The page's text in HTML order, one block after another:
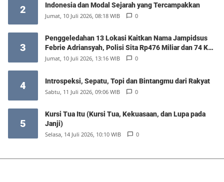
2 Indonesia dan Modal Sejarah yang Tercampakkan
Jumat, 10 Juli 2026, 08:18 WIB 0
3
Penggeledahan 13 Lokasi Kaitkan Nama Jampidsus
Febrie Adriansyah, Polisi Sita Rp476 Miliar dan 74 Kg
Emas
Jumat, 10 Juli 2026, 13:16 WIB 0
4 Introspeksi, Sepatu, Topi dan Bintangmu dari Rakyat
Sabtu, 11 Juli 2026, 09:06 WIB 0
5
Kursi Tua Itu (Kursi Tua, Kekuasaan, dan Lupa pada
Janji)
Selasa, 14 Juli 2026, 10:10 WIB 0